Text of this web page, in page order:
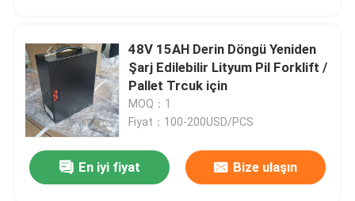
48V 15AH Derin Döngü Yeniden
Şarj Edilebilir Lityum Pil Forklift /
Pallet Trcuk için
MOQ：1
Fiyat：100-200USD/PCS
En iyi fiyat Bize ulaşın